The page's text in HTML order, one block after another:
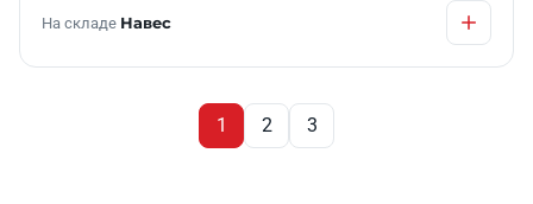
На складе Навес
1 2 3